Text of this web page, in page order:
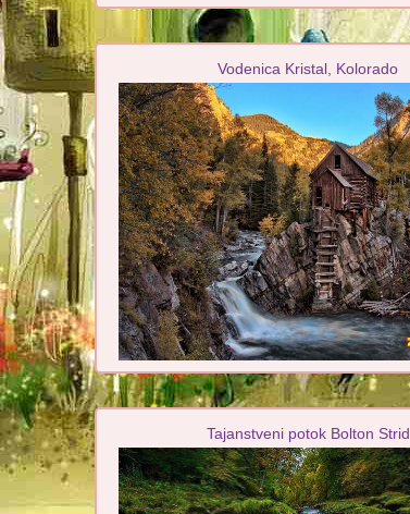
Vodenica Kristal, Kolorado
Tajanstveni potok Bolton Strid